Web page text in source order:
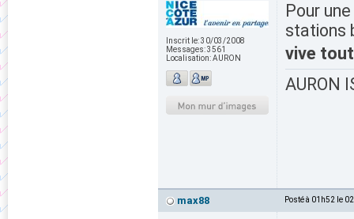
Inscrit le:30/03/2008
Messages:3561
Localisation:AURON
Pour
stations
vive
AURON
max88 Posté à 01h52 le